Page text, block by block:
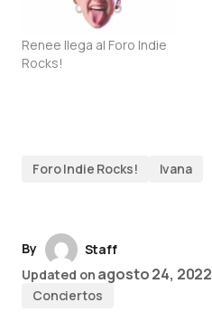
Renee llega al Foro Indie
Rocks!
Foro Indie Rocks! Ivana
By
Staff
Updated on agosto 24, 2022
Conciertos